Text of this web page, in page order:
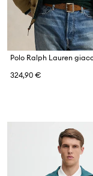
Polo Ralph Lauren
324,90 €